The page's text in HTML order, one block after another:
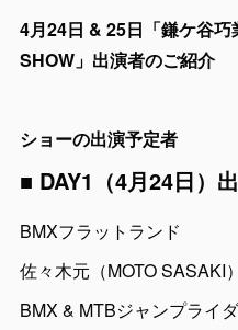
4月24日 & 25日「鎌ケ谷
SHOW」出演者のご紹介
ショーの出演予定者
■ DAY1（4月24日）
BMXフラットランド
佐々木元（MOTO SASAKI）
BMX & MTBジャンプライ